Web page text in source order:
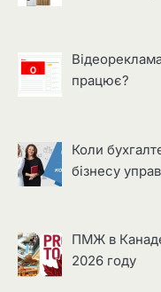
працює?
Коли
бізнесу
ПМЖ в
2026 году